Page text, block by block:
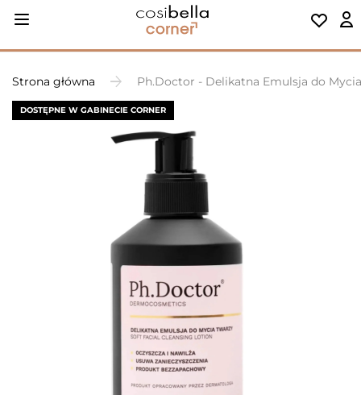
Strona główna Ph.Doctor - Delikatna Emulsja do
DOSTĘPNE W GABINECIE CORNER